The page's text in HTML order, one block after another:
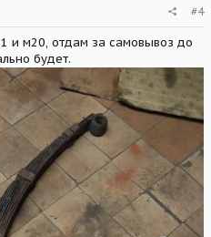
#4
и м20, отдам за самовывоз до
будет.